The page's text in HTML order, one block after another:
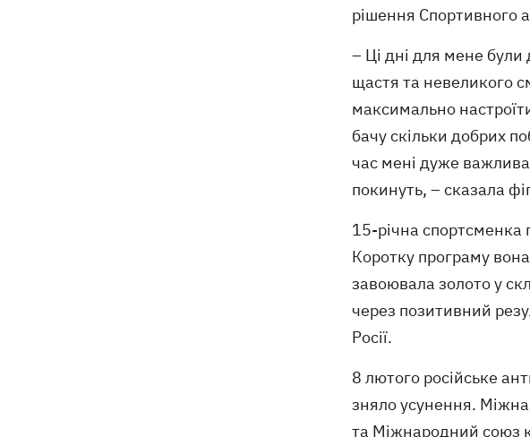
рішення Спортивного
– Ці дні для мене
щастя та невеликого
максимально
бачу скільки добрих
час мені дуже
покинуть, – сказала
15-річна спортсменка
Коротку програму
завоювала золото у
через позитивний
Росії.
8 лютого російське
зняло усунення.
та Міжнародний союз